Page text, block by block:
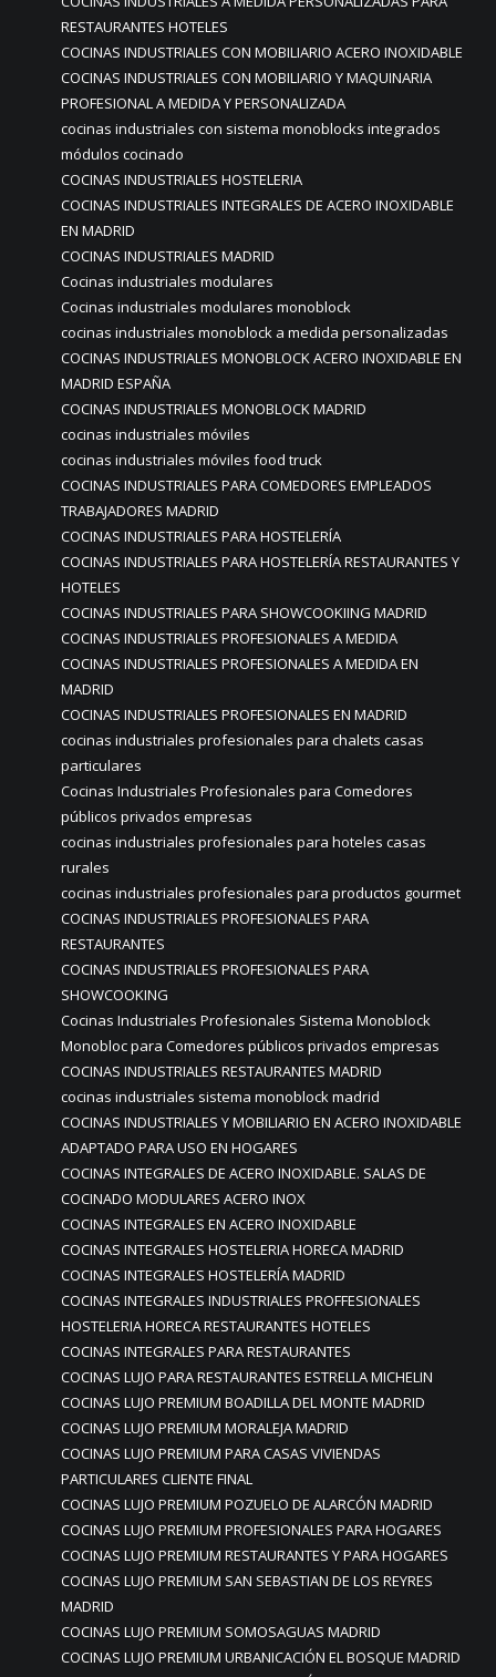
RESTAURANTES HOTELES
COCINAS INDUSTRIALES CON MOBILIARIO ACERO INOXIDABLE
COCINAS INDUSTRIALES CON MOBILIARIO Y MAQUINARIA
PROFESIONAL A MEDIDA Y PERSONALIZADA
cocinas industriales con sistema monoblocks integrados
módulos cocinado
COCINAS INDUSTRIALES HOSTELERIA
COCINAS INDUSTRIALES INTEGRALES DE ACERO INOXIDABLE
EN MADRID
COCINAS INDUSTRIALES MADRID
Cocinas industriales modulares
Cocinas industriales modulares monoblock
cocinas industriales monoblock a medida personalizadas
COCINAS INDUSTRIALES MONOBLOCK ACERO INOXIDABLE EN
MADRID ESPAÑA
COCINAS INDUSTRIALES MONOBLOCK MADRID
cocinas industriales móviles
cocinas industriales móviles food truck
COCINAS INDUSTRIALES PARA COMEDORES EMPLEADOS
TRABAJADORES MADRID
COCINAS INDUSTRIALES PARA HOSTELERÍA
COCINAS INDUSTRIALES PARA HOSTELERÍA RESTAURANTES Y
HOTELES
COCINAS INDUSTRIALES PARA SHOWCOOKIING MADRID
COCINAS INDUSTRIALES PROFESIONALES A MEDIDA
COCINAS INDUSTRIALES PROFESIONALES A MEDIDA EN
MADRID
COCINAS INDUSTRIALES PROFESIONALES EN MADRID
cocinas industriales profesionales para chalets casas
particulares
Cocinas Industriales Profesionales para Comedores
públicos privados empresas
cocinas industriales profesionales para hoteles casas
rurales
cocinas industriales profesionales para productos gourmet
COCINAS INDUSTRIALES PROFESIONALES PARA
RESTAURANTES
COCINAS INDUSTRIALES PROFESIONALES PARA
SHOWCOOKING
Cocinas Industriales Profesionales Sistema Monoblock
Monobloc para Comedores públicos privados empresas
COCINAS INDUSTRIALES RESTAURANTES MADRID
cocinas industriales sistema monoblock madrid
COCINAS INDUSTRIALES Y MOBILIARIO EN ACERO INOXIDABLE
ADAPTADO PARA USO EN HOGARES
COCINAS INTEGRALES DE ACERO INOXIDABLE. SALAS DE
COCINADO MODULARES ACERO INOX
COCINAS INTEGRALES EN ACERO INOXIDABLE
COCINAS INTEGRALES HOSTELERIA HORECA MADRID
COCINAS INTEGRALES HOSTELERÍA MADRID
COCINAS INTEGRALES INDUSTRIALES PROFFESIONALES
HOSTELERIA HORECA RESTAURANTES HOTELES
COCINAS INTEGRALES PARA RESTAURANTES
COCINAS LUJO PARA RESTAURANTES ESTRELLA MICHELIN
COCINAS LUJO PREMIUM BOADILLA DEL MONTE MADRID
COCINAS LUJO PREMIUM MORALEJA MADRID
COCINAS LUJO PREMIUM PARA CASAS VIVIENDAS
PARTICULARES CLIENTE FINAL
COCINAS LUJO PREMIUM POZUELO DE ALARCÓN MADRID
COCINAS LUJO PREMIUM PROFESIONALES PARA HOGARES
COCINAS LUJO PREMIUM RESTAURANTES Y PARA HOGARES
COCINAS LUJO PREMIUM SAN SEBASTIAN DE LOS REYRES
MADRID
COCINAS LUJO PREMIUM SOMOSAGUAS MADRID
COCINAS LUJO PREMIUM URBANICACIÓN EL BOSQUE MADRID